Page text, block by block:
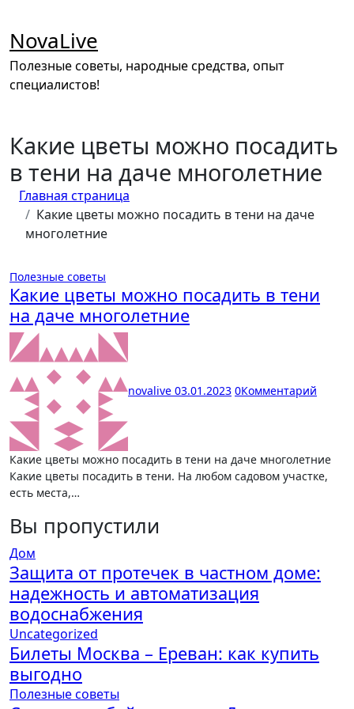
содержимому
NovaLive
Полезные советы, народные средства, опыт
специалистов!
Какие цветы можно посадить
в тени на даче многолетние
Главная страница
Какие цветы можно посадить в тени на даче
многолетние
Полезные советы
Какие цветы можно посадить в тени
на даче многолетние
novalive 03.01.2023 0Комментарий
Какие цветы можно посадить в тени на даче многолетние
Какие цветы посадить в тени. На любом садовом участке,
есть места,…
Вы пропустили
Дом
Защита от протечек в частном доме:
надежность и автоматизация
водоснабжения
Uncategorized
Билеты Москва – Ереван: как купить
выгодно
Полезные советы